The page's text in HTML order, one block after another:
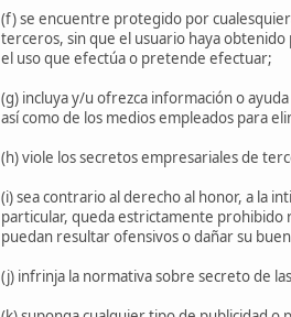
(f) se encuentre protegido por
terceros, sin que el usuario haya
el uso que efectúa o pretende efectuar;
(g) incluya y/u ofrezca información o
así como de los medios empleados para
(h) viole los secretos empresariales de
(i) sea contrario al derecho al honor, a la
particular, queda estrictamente prohibido
puedan resultar ofensivos o dañar su
(j) infrinja la normativa sobre secreto de